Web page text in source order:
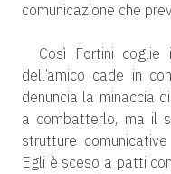
comunicazione che
Così Fortini
dell’amico cade in
denuncia la minaccia
a combatterlo, ma il
strutture
Egli è sceso a patti